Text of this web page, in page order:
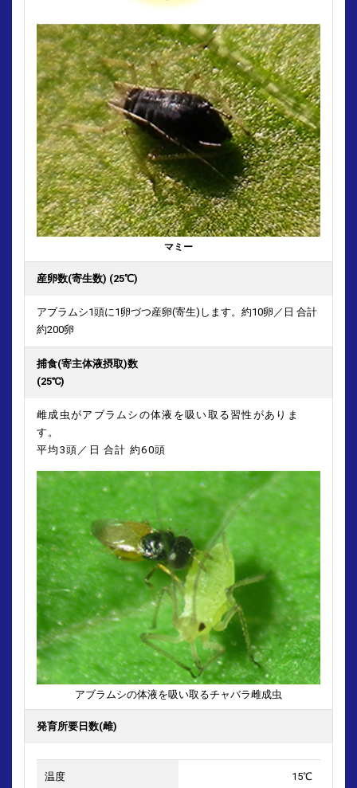
マミー
産卵数(寄生数) (25℃)
アブラムシ1頭に1卵づつ産卵(寄生)します。約10卵／日 合計
約200卵
捕食(寄主体液摂取)数
(25℃)
雌成虫がアブラムシの体液を吸い取る習性がありま
す。
平均3頭／日 合計 約60頭
アブラムシの体液を吸い取るチャバラ雌成虫
発育所要日数(雌)
15℃